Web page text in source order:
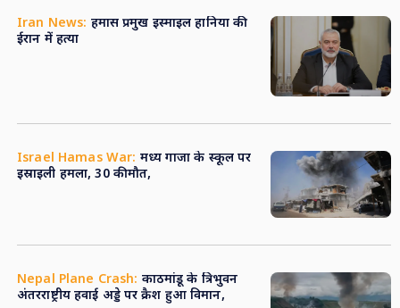
Iran News: हमास प्रमुख इस्माइल हानिया की
ईरान में हत्या
Israel Hamas War: मध्य गाजा के स्कूल पर
इस्राइली हमला, 30 की मौत,
Nepal Plane Crash: काठमांडू के त्रिभुवन
अंतरराष्ट्रीय हवाई अड्डे पर क्रैश हुआ विमान,